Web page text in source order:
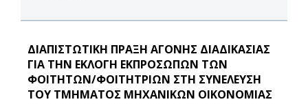
ΔΙΑΠΙΣΤΩΤΙΚΗ ΠΡΑΞΗ ΑΓΟΝΗΣ ΔΙΑΔΙΚΑΣΙΑΣ
ΓΙΑ ΤΗΝ ΕΚΛΟΓΗ ΕΚΠΡΟΣΩΠΩΝ ΤΩΝ
ΦΟΙΤΗΤΩΝ/ΦΟΙΤΗΤΡΙΩΝ ΣΤΗ ΣΥΝΕΛΕΥΣΗ
ΤΟΥ ΤΜΗΜΑΤΟΣ ΜΗΧΑΝΙΚΩΝ ΟΙΚΟΝΟΜΙΑΣ